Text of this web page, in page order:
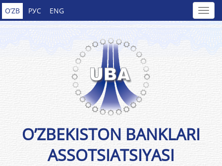
O’ZB РУС ENG
O’ZBEKISTON BANKLARI
ASSOTSIATSIYASI